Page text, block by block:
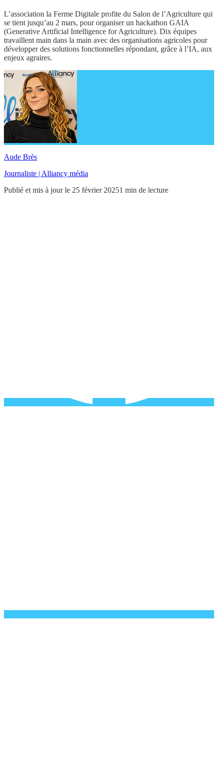
L’association la Ferme Digitale profite du Salon de l’Agriculture qui
se tient jusqu’au 2 mars, pour organiser un hackathon GAIA
(Generative Artificial Intelligence for Agriculture). Dix équipes
travaillent main dans la main avec des organisations agricoles pour
développer des solutions fonctionnelles répondant, grâce à l’IA, aux
enjeux agraires.
Aude Brès
Journaliste | Alliancy média
Publié et mis à jour le 25 février 20251 min de lecture